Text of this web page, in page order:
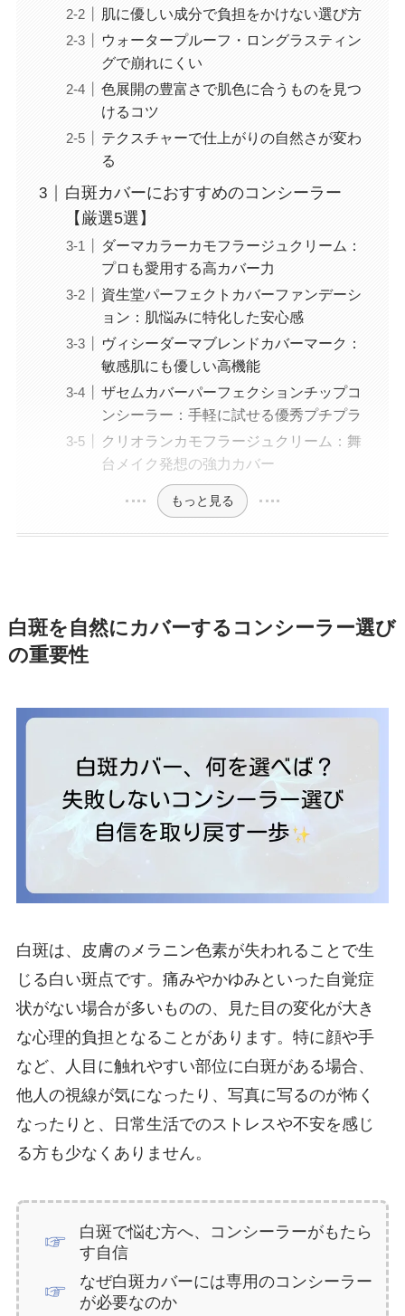
肌に優しい成分で負担をかけない選び方
ウォータープルーフ・ロングラスティン
グで崩れにくい
色展開の豊富さで肌色に合うものを見つ
けるコツ
テクスチャーで仕上がりの自然さが変わ
る
白斑カバーにおすすめのコンシーラー
【厳選5選】
ダーマカラーカモフラージュクリーム：
プロも愛用する高カバー力
資生堂パーフェクトカバーファンデーシ
ョン：肌悩みに特化した安心感
ヴィシーダーマブレンドカバーマーク：
敏感肌にも優しい高機能
ザセムカバーパーフェクションチップコ
ンシーラー：手軽に試せる優秀プチプラ
クリオランカモフラージュクリーム：舞
台メイク発想の強力カバー
もっと見る
白斑を自然にカバーするコンシーラー選び
の重要性
白斑は、皮膚のメラニン色素が失われることで生
じる白い斑点です。痛みやかゆみといった自覚症
状がない場合が多いものの、見た目の変化が大き
な心理的負担となることがあります。特に顔や手
など、人目に触れやすい部位に白斑がある場合、
他人の視線が気になったり、写真に写るのが怖く
なったりと、日常生活でのストレスや不安を感じ
る方も少なくありません。
白斑で悩む方へ、コンシーラーがもたら
す自信
なぜ白斑カバーには専用のコンシーラー
が必要なのか